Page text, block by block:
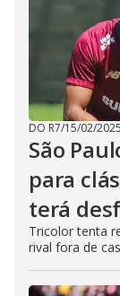
DO R7/15/02/2025
São
para
terá
Tricolor tenta
rival fora de